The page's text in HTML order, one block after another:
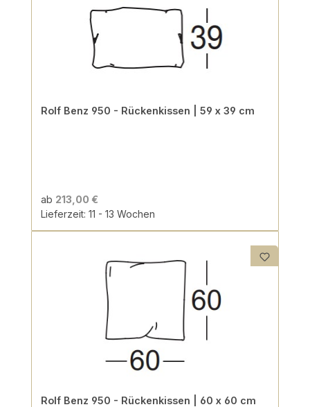
Rolf Benz 950 - Rückenkissen | 59 x 39 cm
ab 213,00 €
Lieferzeit: 11 - 13 Wochen
Rolf Benz 950 - Rückenkissen | 60 x 60 cm